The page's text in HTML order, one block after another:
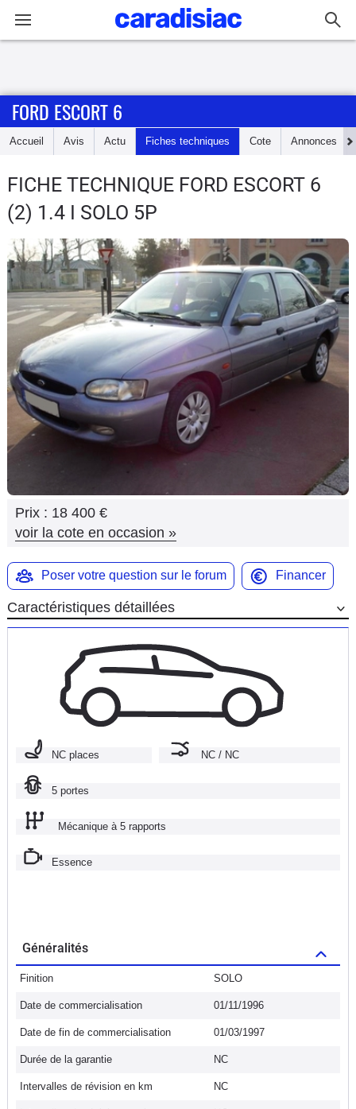
Accueil
Essais
Guide
d'achat
Electriques
Utilitaires
Flottes
Auto
Services
Moto
Marques
FORD ESCORT 6
Accueil Avis Actu Fiches techniques Cote Annonces
FICHE TECHNIQUE FORD ESCORT 6
(2) 1.4 I SOLO 5P
Prix : 18 400 €
voir la cote en occasion »
Poser votre question sur le forum Financer
Caractéristiques détaillées
NC places NC / NC
5 portes
Mécanique à 5 rapports
Essence
Généralités
Finition SOLO
Date de commercialisation 01/11/1996
Date de fin de commercialisation 01/03/1997
Durée de la garantie NC
Intervalles de révision en km NC